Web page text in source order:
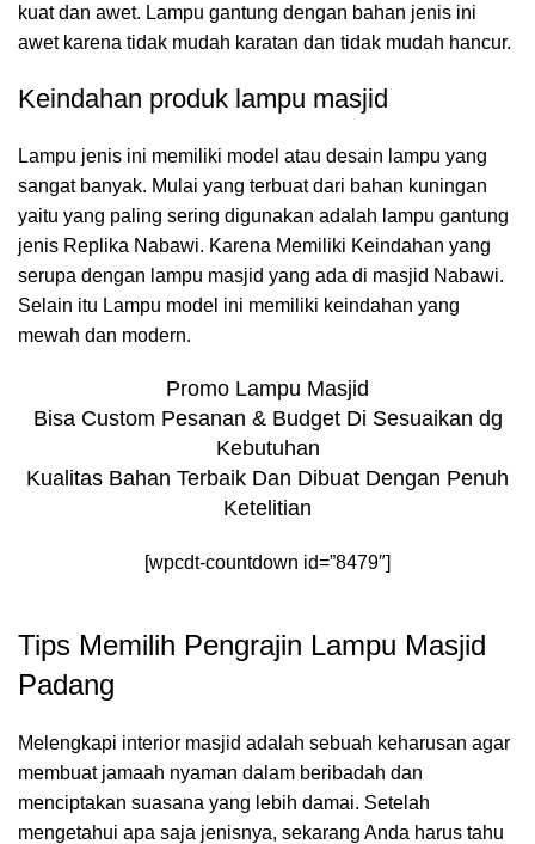
kuat dan awet. Lampu gantung dengan bahan jenis ini
awet karena tidak mudah karatan dan tidak mudah hancur.
Keindahan produk lampu masjid
Lampu jenis ini memiliki model atau desain lampu yang
sangat banyak. Mulai yang terbuat dari bahan kuningan
yaitu yang paling sering digunakan adalah lampu gantung
jenis Replika Nabawi. Karena Memiliki Keindahan yang
serupa dengan lampu masjid yang ada di masjid Nabawi.
Selain itu Lampu model ini memiliki keindahan yang
mewah dan modern.
Promo Lampu Masjid
Bisa Custom Pesanan & Budget Di Sesuaikan dg
Kebutuhan
Kualitas Bahan Terbaik Dan Dibuat Dengan Penuh
Ketelitian
[wpcdt-countdown id=”8479″]
Tips Memilih Pengrajin Lampu Masjid
Padang
Melengkapi interior masjid adalah sebuah keharusan agar
membuat jamaah nyaman dalam beribadah dan
menciptakan suasana yang lebih damai. Setelah
mengetahui apa saja jenisnya, sekarang Anda harus tahu